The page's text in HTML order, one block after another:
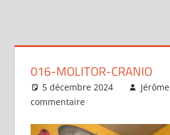
016-MOLITOR-CRANIO
5 décembre 2024 Jérôme
commentaire